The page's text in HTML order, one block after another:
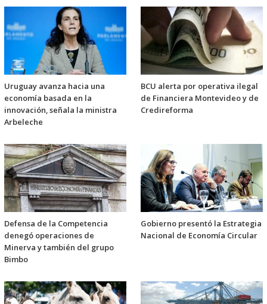
Uruguay avanza hacia una
economía basada en la
innovación, señala la ministra
Arbeleche
BCU alerta por operativa ilegal
de Financiera Montevideo y de
Credireforma
Defensa de la Competencia
denegó operaciones de
Minerva y también del grupo
Bimbo
Gobierno presentó la Estrategia
Nacional de Economía Circular